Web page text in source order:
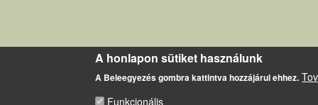
A honlapon sütiket használunk
A Beleegyezés gombra kattintva hozzájárul ehhez.
Funkcionális